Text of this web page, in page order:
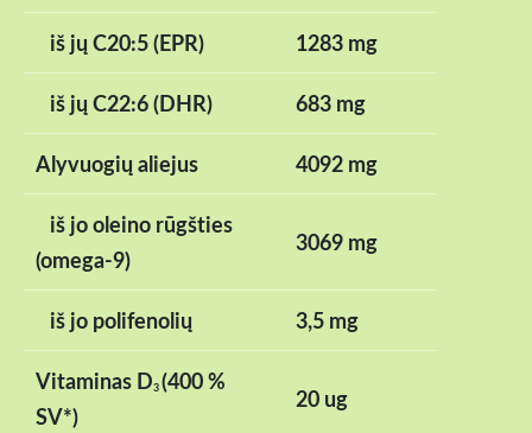
iš jų C20:5 (EPR)
1283 mg
iš jų C22:6 (DHR)
683 mg
Alyvuogių aliejus
4092 mg
iš jo oleino rūgšties
(omega-9)
3069 mg
iš jo polifenolių
3,5 mg
Vitaminas D3(400 %
SV*)
20 ug